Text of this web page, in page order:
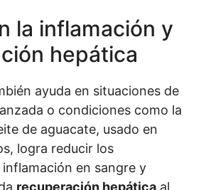
la inflamación y
hepática
ayuda en situaciones de
o condiciones como la
de aguacate, usado en
logra reducir los
en sangre y
recuperación hepática al